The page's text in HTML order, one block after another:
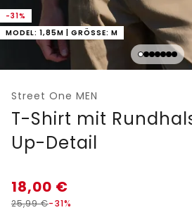
-31%
MODEL: 1,85M | GRÖSSE: M
Street One MEN
T-Shirt mit
Up-Detail
18,00 €
25,99€-31%